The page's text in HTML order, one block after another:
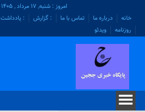
امروز : شنبه, ۱۷ مرداد , ۱۴۰۵
خانه
درباره ما تماس با ما : گزارش : یادداشت
روزنامه
ویدئو